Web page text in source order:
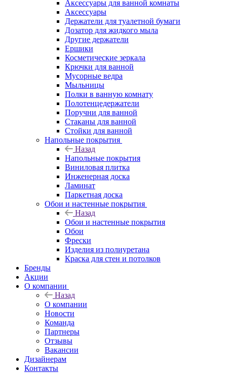
Аксессуары для ванной комнаты
Аксессуары
Держатели для туалетной бумаги
Дозатор для жидкого мыла
Другие держатели
Ершики
Косметические зеркала
Крючки для ванной
Мусорные ведра
Мыльницы
Полки в ванную комнату
Полотенцедержатели
Поручни для ванной
Стаканы для ванной
Стойки для ванной
Напольные покрытия
Назад
Напольные покрытия
Виниловая плитка
Инженерная доска
Ламинат
Паркетная доска
Обои и настенные покрытия
Назад
Обои и настенные покрытия
Обои
Фрески
Изделия из полиуретана
Краска для стен и потолков
Бренды
Акции
О компании
Назад
О компании
Новости
Команда
Партнеры
Отзывы
Вакансии
Дизайнерам
Контакты